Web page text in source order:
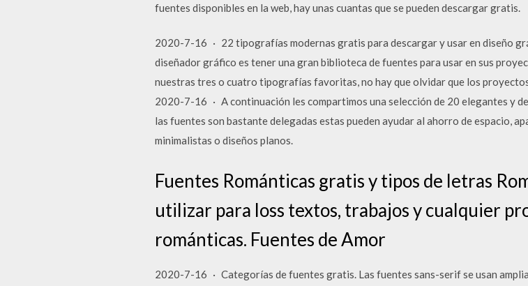
fuentes disponibles en la web, hay unas cuantas que se pueden descargar gratis.
2020-7-16 · 22 tipografías modernas gratis para descargar y usar en diseño
diseñador gráfico es tener una gran biblioteca de fuentes para usar en sus
nuestras tres o cuatro tipografías favoritas, no hay que olvidar que los
2020-7-16 · A continuación les compartimos una selección de 20 elegantes y
las fuentes son bastante delegadas estas pueden ayudar al ahorro de espacio,
minimalistas o diseños planos.
Fuentes Románticas gratis y tipos de letras
utilizar para loss textos, trabajos y cualquier
románticas. Fuentes de Amor
2020-7-16 · Categorías de fuentes gratis. Las fuentes sans-serif se usan